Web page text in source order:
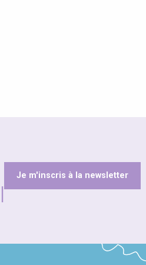
Je m'inscris à la newsletter